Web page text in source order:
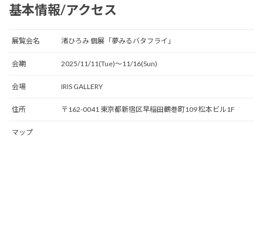
基本情報/アクセス
展覧会名 渚ひろみ 個展「夢みるバタフライ」
会期 2025/11/11(Tue)〜11/16(Sun)
会場 IRIS GALLERY
住所 〒162-0041 東京都新宿区早稲田鶴巻町109 松本ビル1F
マップ